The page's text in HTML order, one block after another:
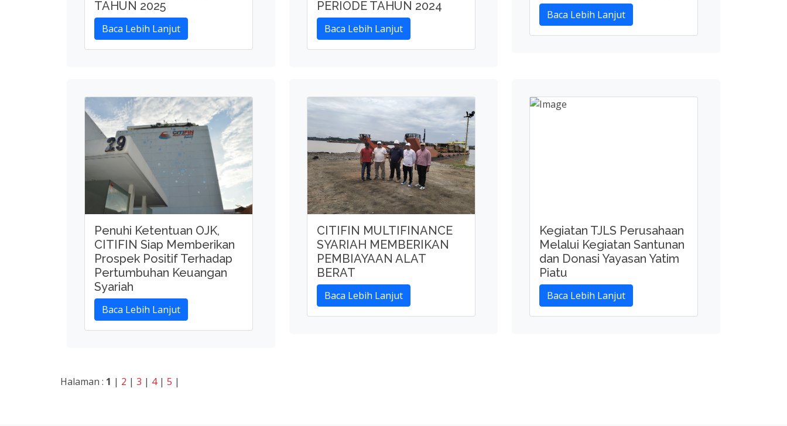
TAHUN 2025
Baca Lebih Lanjut
PERIODE TAHUN 2024
Baca Lebih Lanjut
Baca Lebih Lanjut
Penuhi Ketentuan OJK,
CITIFIN Siap Memberikan
Prospek Positif Terhadap
Pertumbuhan Keuangan
Syariah
Baca Lebih Lanjut
CITIFIN MULTIFINANCE
SYARIAH MEMBERIKAN
PEMBIAYAAN ALAT
BERAT
Baca Lebih Lanjut
Kegiatan TJLS Perusahaan
Melalui Kegiatan Santunan
dan Donasi Yayasan Yatim
Piatu
Baca Lebih Lanjut
Halaman : 1 | 2 | 3 | 4| 5 |